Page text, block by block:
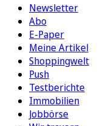
Newsletter
Abo
E-Paper
Meine Artikel
Shoppingwelt
Push
Testberichte
Immobilien
Jobbörse